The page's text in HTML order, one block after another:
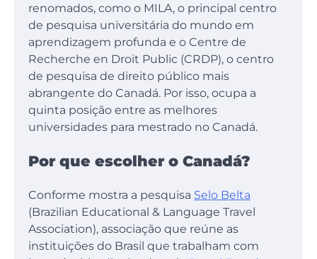
renomados, como o MILA, o principal centro
de pesquisa universitária do mundo em
aprendizagem profunda e o Centre de
Recherche en Droit Public (CRDP), o centro
de pesquisa de direito público mais
abrangente do Canadá. Por isso, ocupa a
quinta posição entre as melhores
universidades para mestrado no Canadá.
Por que escolher o Canadá?
Conforme mostra a pesquisa Selo Belta
(Brazilian Educational & Language Travel
Association), associação que reúne as
instituições do Brasil que trabalham com